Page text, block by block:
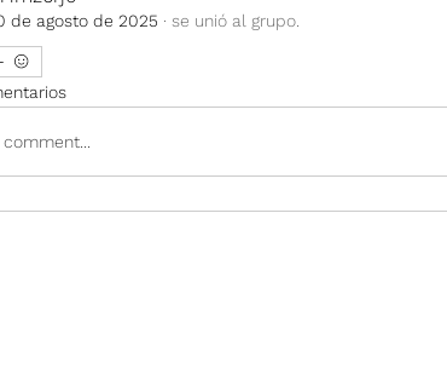
de agosto de 2025 · se unió al grupo.